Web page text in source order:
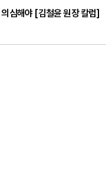
심해야 [김철윤 원장 칼럼]